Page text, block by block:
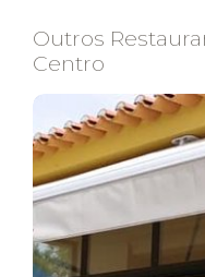
Outros
Centro